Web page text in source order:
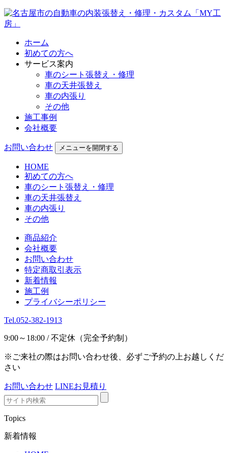
ホーム
初めての方へ
サービス案内
車のシート張替え・修理
車の天井張替え
車の内張り
その他
施工事例
会社概要
お問い合わせ メニューを開閉する
HOME
初めての方へ
車のシート張替え・修理
車の天井張替え
車の内張り
その他
商品紹介
会社概要
お問い合わせ
特定商取引表示
新着情報
施工例
プライバシーポリシー
Tel.052-382-1913
9:00～18:00 / 不定休（完全予約制）
※ご来社の際はお問い合わせ後、必ずご予約の上お越しくだ
さい
お問い合わせ LINEお見積り
Topics
新着情報